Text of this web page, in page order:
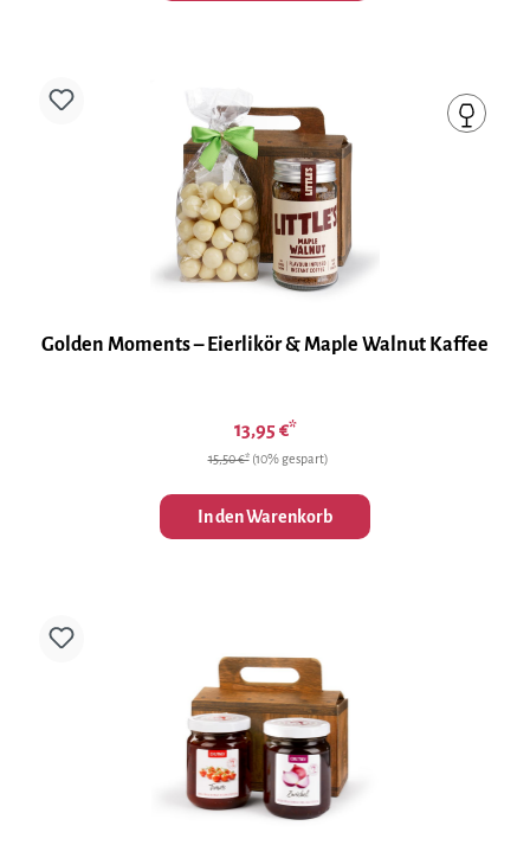
Golden Moments – Eierlikör & Maple Walnut Kaffee
13,95 €*
15,50 €* (10% gespart)
In den Warenkorb